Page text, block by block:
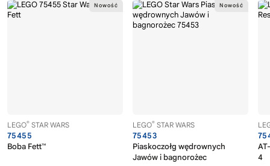
LEGO® STAR WARS
75455
Boba Fett™
LEGO® STAR WARS
75453
Piaskoczołg wędrownych
Jawów i bagnorożec
4